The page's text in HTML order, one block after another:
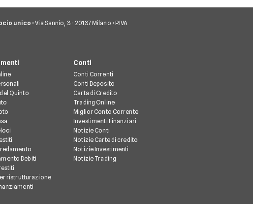
unico • Via Sannio, 3 - 20137 Milano • P.IVA
Quinto
Debiti
ristrutturazione
Conti
Conti Correnti
Conti Deposito
Carta di Credito
Trading Online
Miglior Conto Corrente
Investimenti Finanziari
Notizie Conti
Notizie Carte di credito
Notizie Investimenti
Notizie Trading